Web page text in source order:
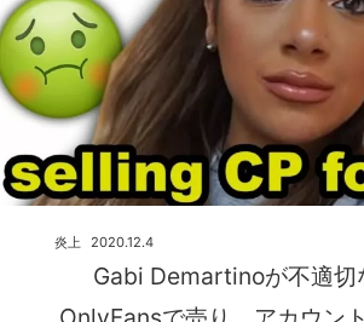
Gabi Demartinoが不適切
2020.12.4
炎上